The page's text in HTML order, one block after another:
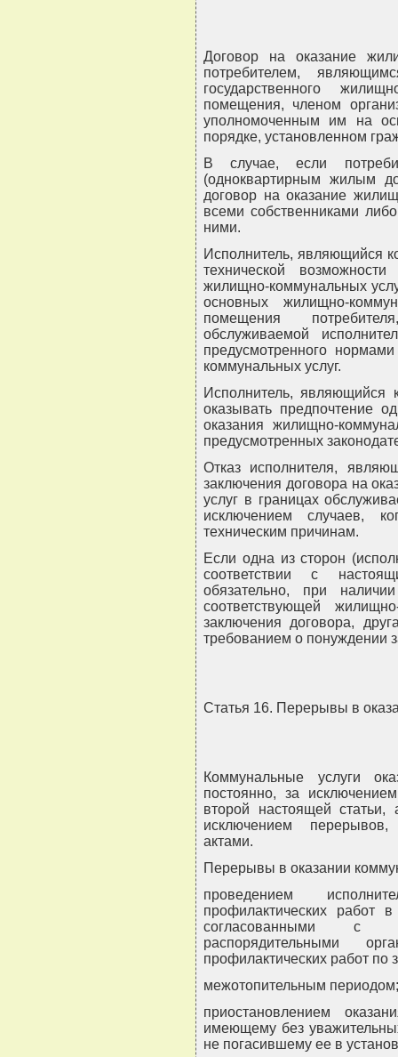
Договор на оказание
потребителем,
государственного
помещения, членом
уполномоченным им на
порядке, установленном
В случае, если
(одноквартирным жилым
договор на оказание
всеми собственниками
ними.
Исполнитель, являющийся
технической
жилищно-коммунальных
основных жилищно-
помещения
обслуживаемой
предусмотренного
коммунальных услуг.
Исполнитель, являющийся
оказывать предпочтение
оказания жилищно-
предусмотренных
Отказ исполнителя,
заключения договора на
услуг в границах
исключением случаев,
техническим причинам.
Если одна из сторон
соответствии с
обязательно, при
соответствующей
заключения договора,
требованием о понуждении
Статья 16. Перерывы в
Коммунальные услуги
постоянно, за
второй настоящей
исключением перерывов,
актами.
Перерывы в оказании
проведением
профилактических работ
согласованными с
распорядительными
профилактических работ по
межотопительным периодом;
приостановлением
имеющему без
не погасившему ее в